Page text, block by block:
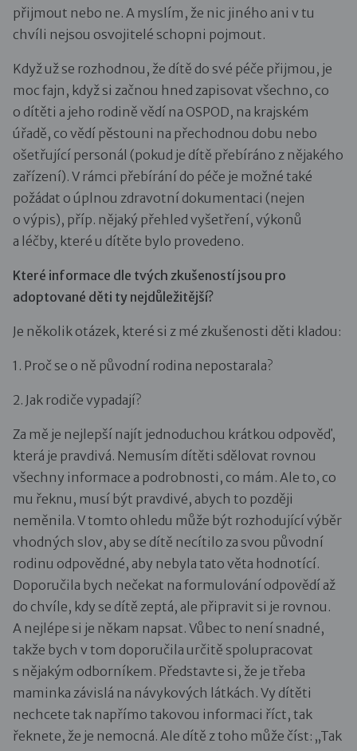
přijmout nebo ne. A myslím, že nic jiného ani v tu
chvíli nejsou osvojitelé schopni pojmout.
Když už se rozhodnou, že dítě do své péče přijmou, je
moc fajn, když si začnou hned zapisovat všechno, co
o dítěti a jeho rodině vědí na OSPOD, na krajském
úřadě, co vědí pěstouni na přechodnou dobu nebo
ošetřující personál (pokud je dítě přebíráno z nějakého
zařízení). V rámci přebírání do péče je možné také
požádat o úplnou zdravotní dokumentaci (nejen
o výpis), příp. nějaký přehled vyšetření, výkonů
a léčby, které u dítěte bylo provedeno.
Které informace dle tvých zkušeností jsou pro
adoptované děti ty nejdůležitější?
Je několik otázek, které si z mé zkušenosti děti kladou:
1. Proč se o ně původní rodina nepostarala?
2. Jak rodiče vypadají?
Za mě je nejlepší najít jednoduchou krátkou odpověď,
která je pravdivá. Nemusím dítěti sdělovat rovnou
všechny informace a podrobnosti, co mám. Ale to, co
mu řeknu, musí být pravdivé, abych to později
neměnila. V tomto ohledu může být rozhodující výběr
vhodných slov, aby se dítě necítilo za svou původní
rodinu odpovědné, aby nebyla tato věta hodnotící.
Doporučila bych nečekat na formulování odpovědí až
do chvíle, kdy se dítě zeptá, ale připravit si je rovnou.
A nejlépe si je někam napsat. Vůbec to není snadné,
takže bych v tom doporučila určitě spolupracovat
s nějakým odborníkem. Představte si, že je třeba
maminka závislá na návykových látkách. Vy dítěti
nechcete tak napřímo takovou informaci říct, tak
řeknete, že je nemocná. Ale dítě z toho může číst: „Tak